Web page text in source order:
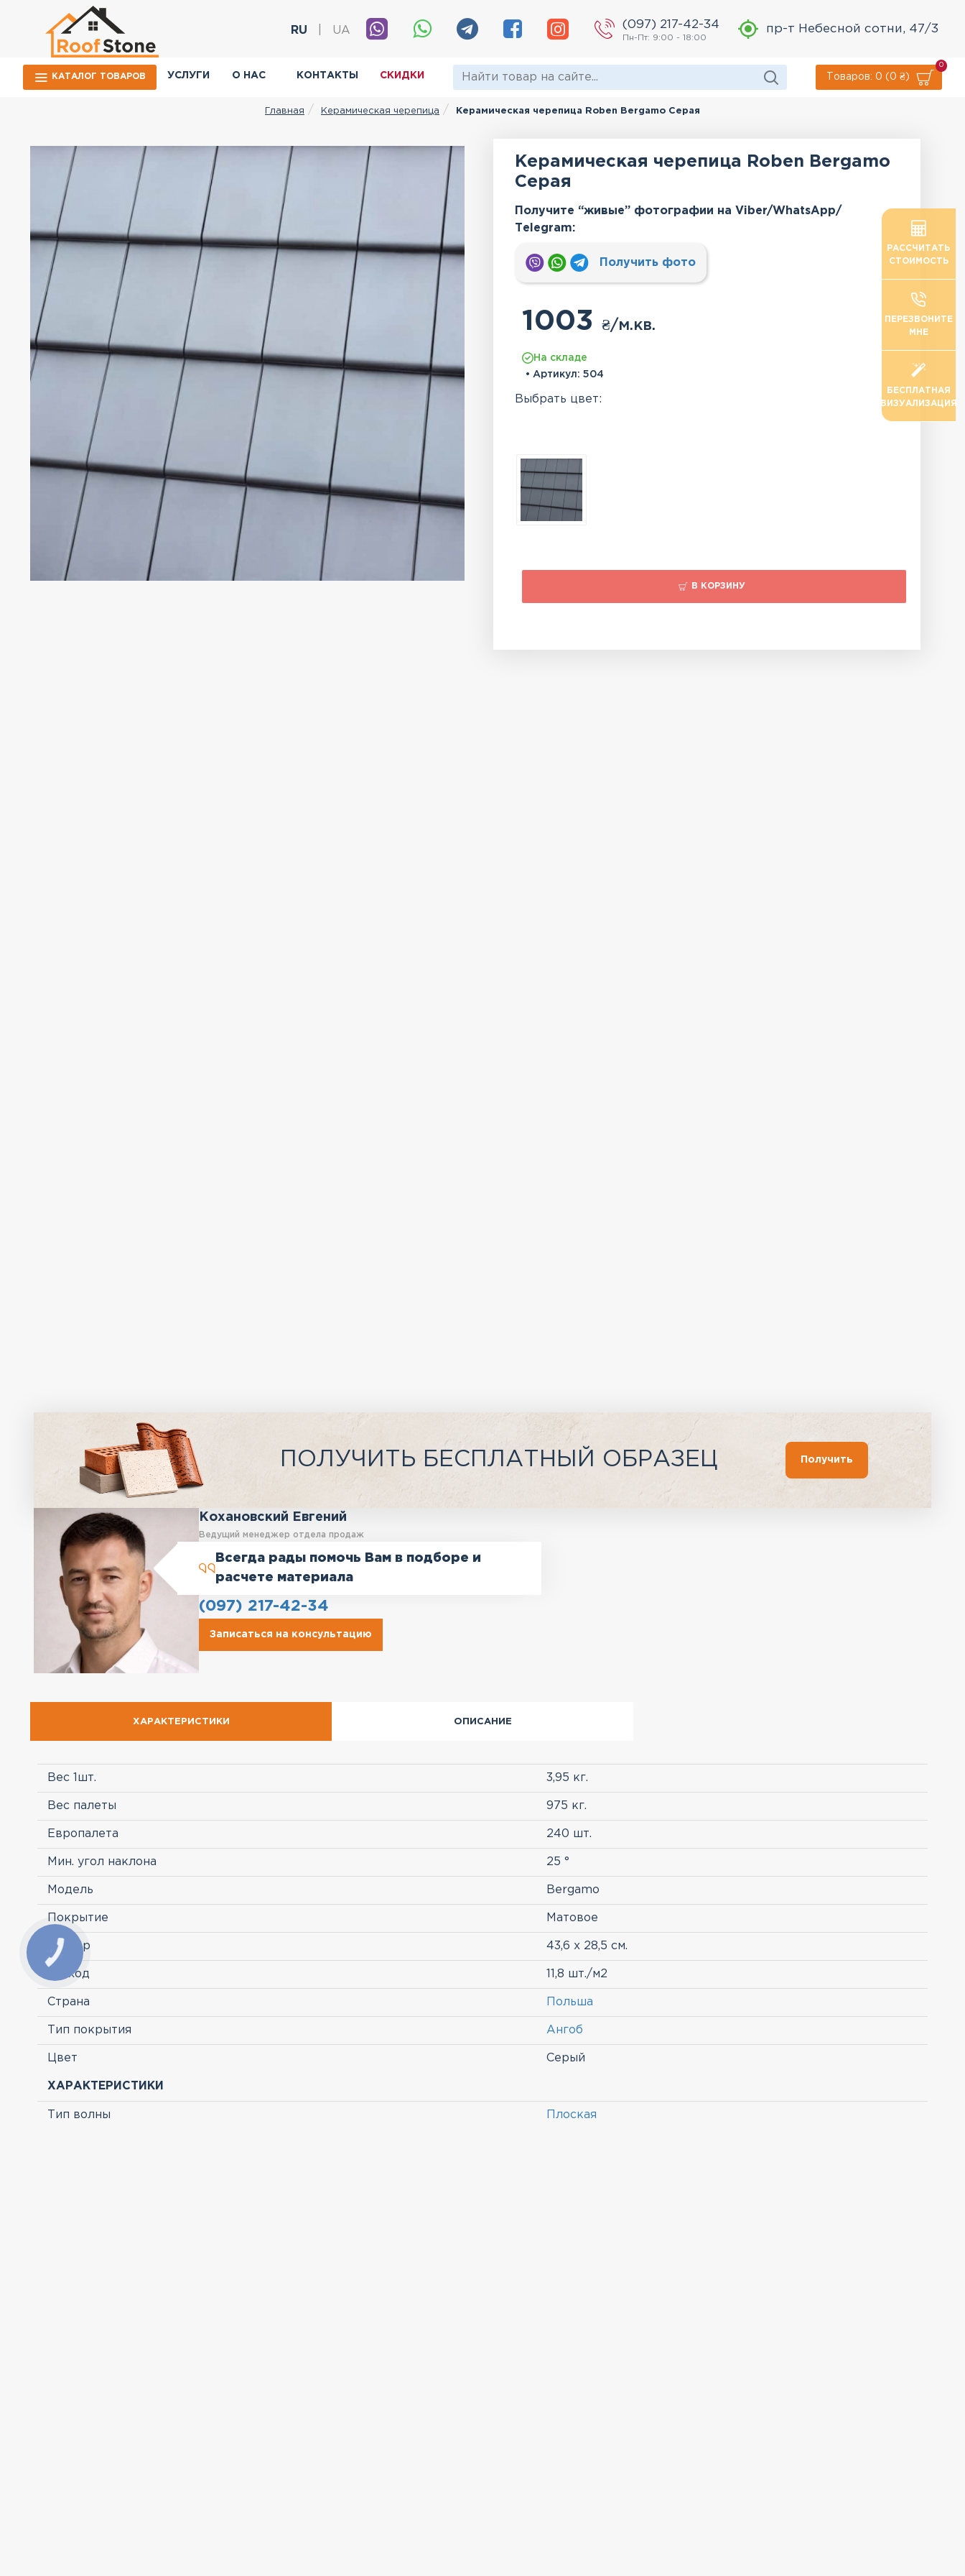
RU UA
(097) 217-42-34
Пн-Пт: 9:00 - 18:00
пр-т Небесной сотни, 47/3
КАТАЛОГ ТОВАРОВ УСЛУГИ О НАС КОНТАКТЫ СКИДКИ Товаров: 0 (0 ₴)
0
Главная Керамическая черепица Керамическая черепица Roben Bergamo Серая
Керамическая черепица Roben Bergamo
Серая
Получите “живые” фотографии на Viber/WhatsApp/
Тelegram:
Получить фото
1003 ₴/м.кв.
На складе
• Артикул: 504
Выбрать цвет:
В КОРЗИНУ
ПОЛУЧИТЬ БЕСПЛАТНЫЙ ОБРАЗЕЦ Получить
Кохановский Евгений
Ведущий менеджер отдела продаж
Всегда рады помочь Вам в подборе и
расчете материала
(097) 217-42-34
Записаться на консультацию
ХАРАКТЕРИСТИКИ ОПИСАНИЕ
Вес 1шт. 3,95 кг.
Вес палеты 975 кг.
Европалета 240 шт.
Мин. угол наклона 25 °
Модель Bergamo
Покрытие Матовое
Размер 43,6 х 28,5 см.
Расход 11,8 шт./м2
Страна Польша
Тип покрытия Ангоб
Цвет Серый
ХАРАКТЕРИСТИКИ
Тип волны Плоская
РАССЧИТАТЬ
СТОИМОСТЬ
ПЕРЕЗВОНИТЕ
МНЕ
БЕСПЛАТНАЯ
ВИЗУАЛИЗАЦИЯ